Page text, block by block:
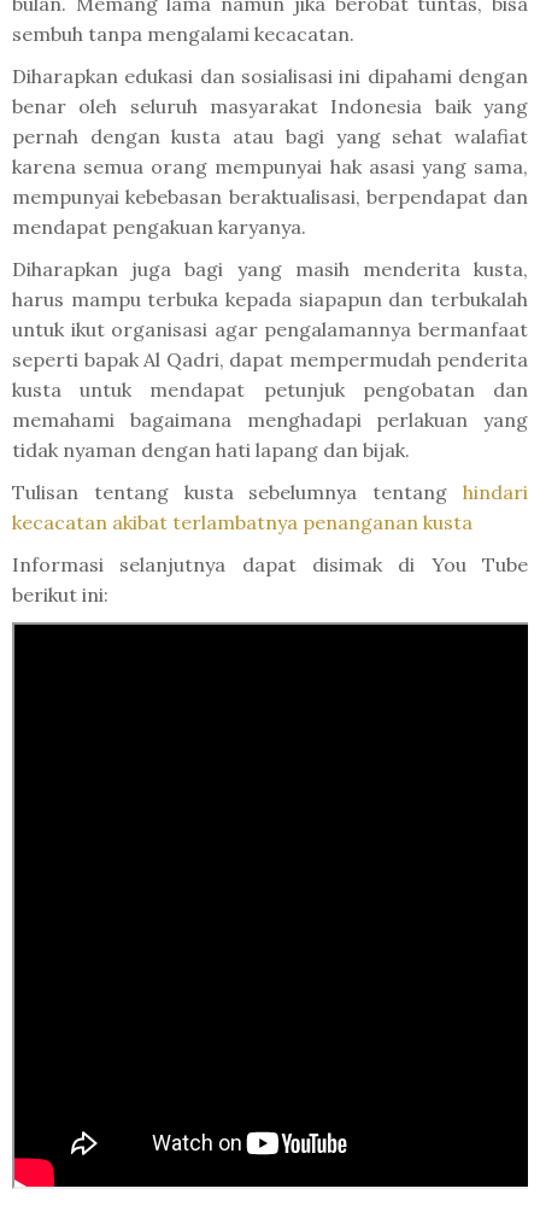
sembuh tanpa mengalami kecacatan.
Diharapkan edukasi dan sosialisasi ini dipahami dengan
benar oleh seluruh masyarakat Indonesia baik yang
pernah dengan kusta atau bagi yang sehat walafiat
karena semua orang mempunyai hak asasi yang sama,
mempunyai kebebasan beraktualisasi, berpendapat dan
mendapat pengakuan karyanya.
Diharapkan juga bagi yang masih menderita kusta,
harus mampu terbuka kepada siapapun dan terbukalah
untuk ikut organisasi agar pengalamannya bermanfaat
seperti bapak Al Qadri, dapat mempermudah penderita
kusta untuk mendapat petunjuk pengobatan dan
memahami bagaimana menghadapi perlakuan yang
tidak nyaman dengan hati lapang dan bijak.
Tulisan tentang kusta sebelumnya tentang hindari
kecacatan akibat terlambatnya penanganan kusta
Informasi selanjutnya dapat disimak di You Tube
berikut ini: